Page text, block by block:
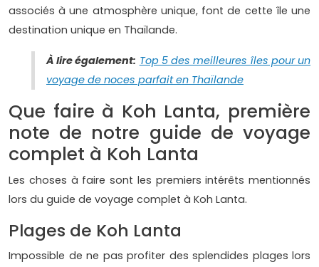
associés à une atmosphère unique, font de cette île une
destination unique en Thaïlande.
À lire également: Top 5 des meilleures îles pour un
voyage de noces parfait en Thaïlande
Que faire à Koh Lanta, première
note de notre guide de voyage
complet à Koh Lanta
Les choses à faire sont les premiers intérêts mentionnés
lors du guide de voyage complet à Koh Lanta.
Plages de Koh Lanta
Impossible de ne pas profiter des splendides plages lors